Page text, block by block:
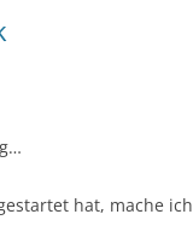
hat, mache